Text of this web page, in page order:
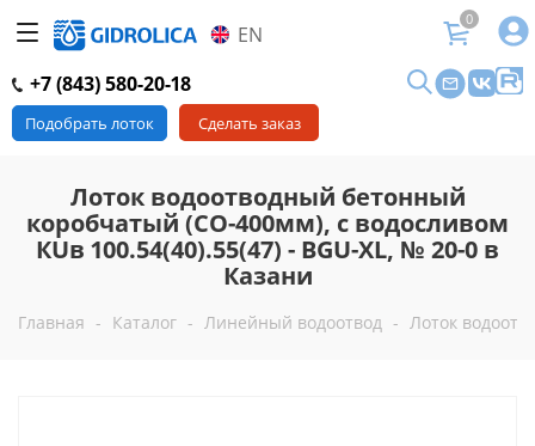
EN
0
+7 (843) 580-20-18
Подобрать лоток Сделать заказ
Лоток водоотводный бетонный
коробчатый (СО-400мм), с водосливом
КUв 100.54(40).55(47) - BGU-XL, № 20-0 в
Казани
Главная - Каталог - Линейный водоотвод - Лоток